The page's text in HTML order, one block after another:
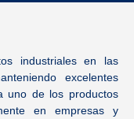
industriales en las
excelentes
uno de los productos
en empresas y